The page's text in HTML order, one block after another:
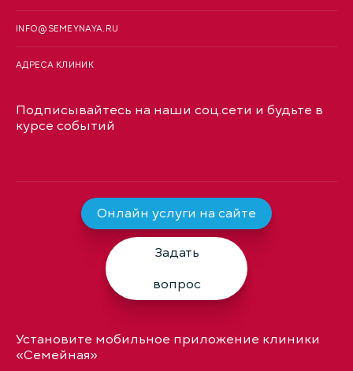
INFO@SEMEYNAYA.RU
АДРЕСА КЛИНИК
Подписывайтесь на наши соц.сети и будьте в
курсе событий
Онлайн услуги на сайте
Задать
вопрос
Установите мобильное приложение клиники
«Семейная»